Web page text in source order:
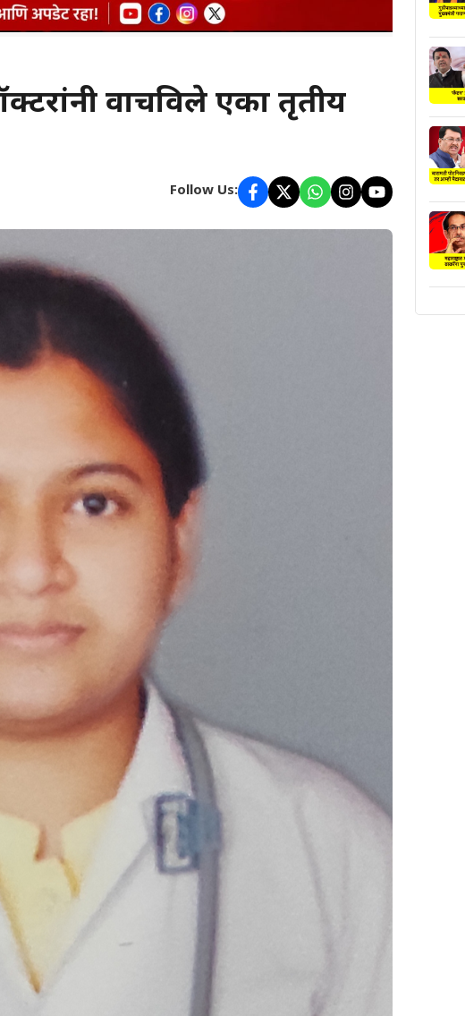
वाचविले एका तृतीय
Follow Us: